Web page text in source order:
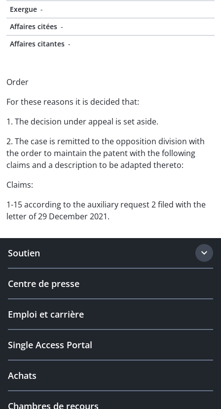
Exergue -
Affaires citées -
Affaires citantes -
Order
For these reasons it is decided that:
1. The decision under appeal is set aside.
2. The case is remitted to the opposition division with
the order to maintain the patent with the following
claims and a description to be adapted thereto:
Claims:
1-15 according to the auxiliary request 2 filed with the
letter of 29 December 2021.
Soutien
Centre de presse
Emploi et carrière
Single Access Portal
Achats
Chambres de recours